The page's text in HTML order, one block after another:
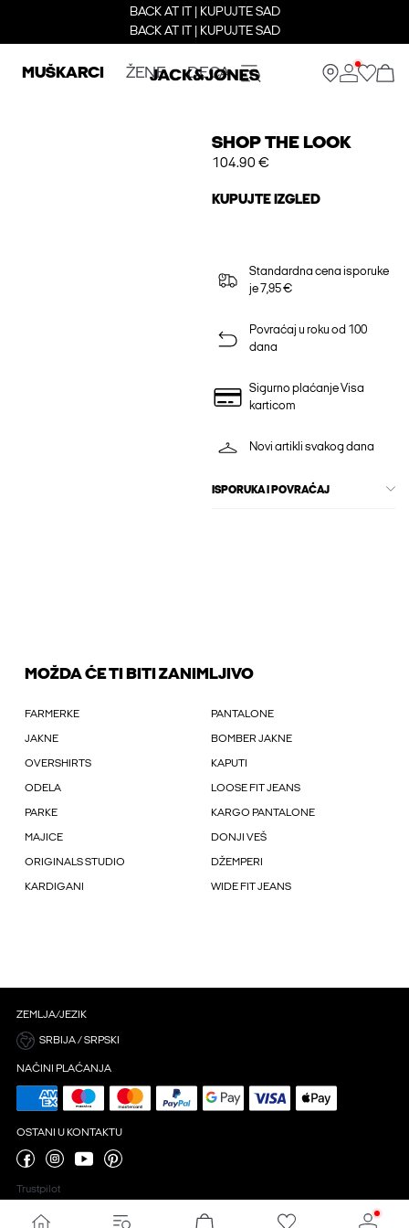
BACK AT IT | KUPUJTE SAD
BACK AT IT | KUPUJTE SAD
MUŠKARCI ŽENE DECA
SHOP THE LOOK
104.90 €
KUPUJTE IZGLED
Standardna cena isporuke
je 7,95 €
Povraćaj u roku od 100
dana
Sigurno plaćanje Visa
karticom
Novi artikli svakog dana
ISPORUKA I POVRAĆAJ
MOŽDA ĆE TI BITI ZANIMLJIVO
FARMERKE PANTALONE
JAKNE BOMBER JAKNE
OVERSHIRTS KAPUTI
ODELA LOOSE FIT JEANS
PARKE KARGO PANTALONE
MAJICE DONJI VEŠ
ORIGINALS STUDIO DŽEMPERI
KARDIGANI WIDE FIT JEANS
ZEMLJA/JEZIK
SRBIJA / SRPSKI
NAČINI PLAĆANJA
OSTANI U KONTAKTU
Trustpilot